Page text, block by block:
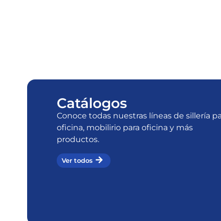
Catálogos
Conoce todas nuestras líneas de sillería
oficina, mobilirio para oficina y más
productos.
Ver todos